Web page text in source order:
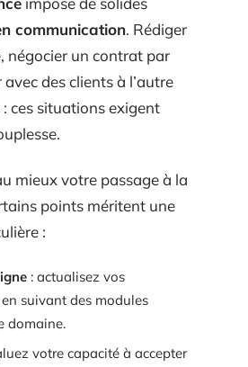
communication. Rédiger
négocier un contrat par
des clients à l’autre
ces situations exigent
mieux votre passage à la
points méritent une
:
: actualisez vos
suivant des modules
domaine.
votre capacité à accepter